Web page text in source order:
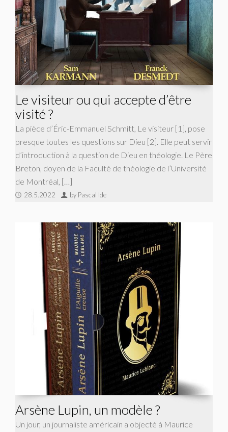
Le visiteur ou qui accepte d’être
visité ?
La pièce d’Éric-Emmanuel Schmitt, Le visiteur [1], pose
presque toutes les questions sur Dieu [2]. Elle peut servir
d’introduction à la question de Dieu en théologie. Le Père
Breton, doyen de la Faculté de théologie de l’Université
de Montréal, […]
28.5.2022 by Pascal Ide
Arsène Lupin, un modèle ?
Un jour, un journaliste américain a objecté à Maurice